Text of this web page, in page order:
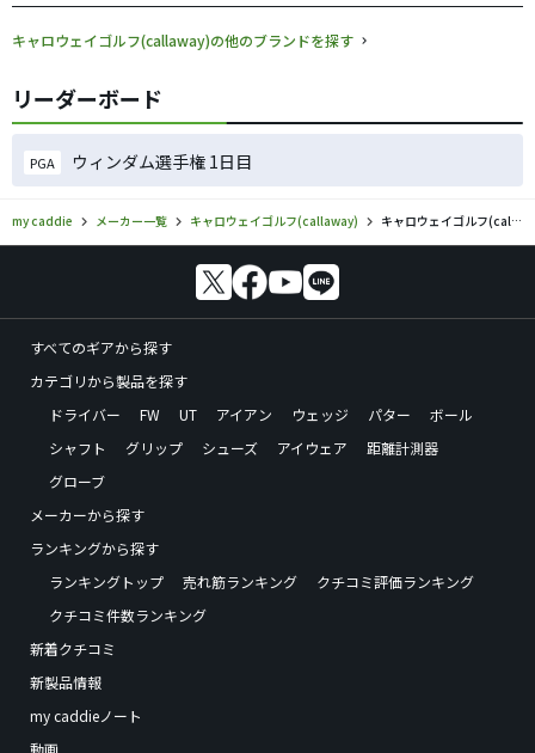
キャロウェイゴルフ(callaway)の他のブランドを探す
リーダーボード
PGA ウィンダム選手権 1日目
my caddie メーカー一覧 キャロウェイゴルフ(callaway) キャロウェイゴルフ(callaway)／DIABLOのゴルフギアの口コミ評価
すべてのギアから探す
カテゴリから製品を探す
ドライバー
FW UT アイアン ウェッジ パター
ボール
シャフト
グリップ シューズ アイウェア
距離計測器
グローブ
メーカーから探す
ランキングから探す
ランキングトップ
売れ筋ランキング
クチコミ評価ランキング
クチコミ件数ランキング
新着クチコミ
新製品情報
my caddieノート
動画